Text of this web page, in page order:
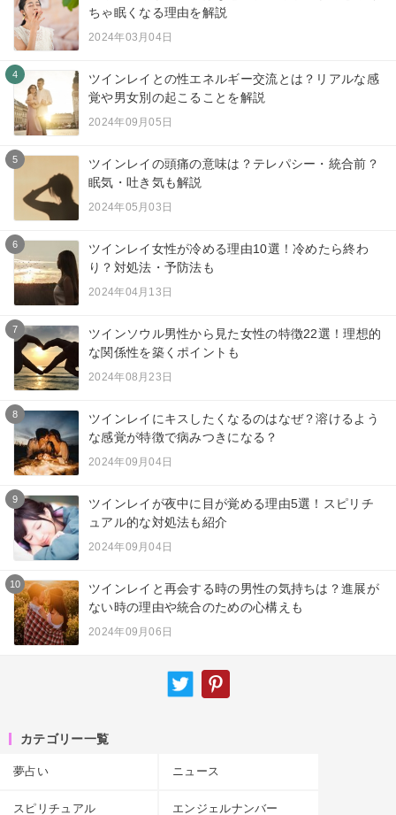
ちゃ眠くなる理由を解説
2024年03月04日
4
ツインレイとの性エネルギー交流とは？リアルな感
覚や男女別の起こることを解説
2024年09月05日
5
ツインレイの頭痛の意味は？テレパシー・統合前？
眠気・吐き気も解説
2024年05月03日
6
ツインレイ女性が冷める理由10選！冷めたら終わ
り？対処法・予防法も
2024年04月13日
7
ツインソウル男性から見た女性の特徴22選！理想的
な関係性を築くポイントも
2024年08月23日
8
ツインレイにキスしたくなるのはなぜ？溶けるよう
な感覚が特徴で病みつきになる？
2024年09月04日
9
ツインレイが夜中に目が覚める理由5選！スピリチ
ュアル的な対処法も紹介
2024年09月04日
10
ツインレイと再会する時の男性の気持ちは？進展が
ない時の理由や統合のための心構えも
2024年09月06日
カテゴリー一覧
夢占い ニュース
スピリチュアル エンジェルナンバー